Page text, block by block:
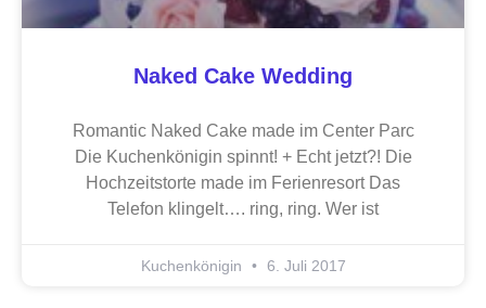
Naked Cake Wedding
Romantic Naked Cake made im Center Parc
Die Kuchenkönigin spinnt! + Echt jetzt?! Die
Hochzeitstorte made im Ferienresort Das
Telefon klingelt…. ring, ring. Wer ist
Kuchenkönigin 6. Juli 2017